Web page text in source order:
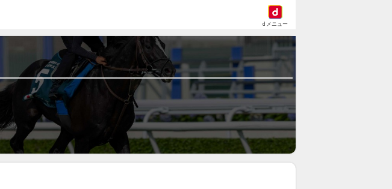
dメニュー